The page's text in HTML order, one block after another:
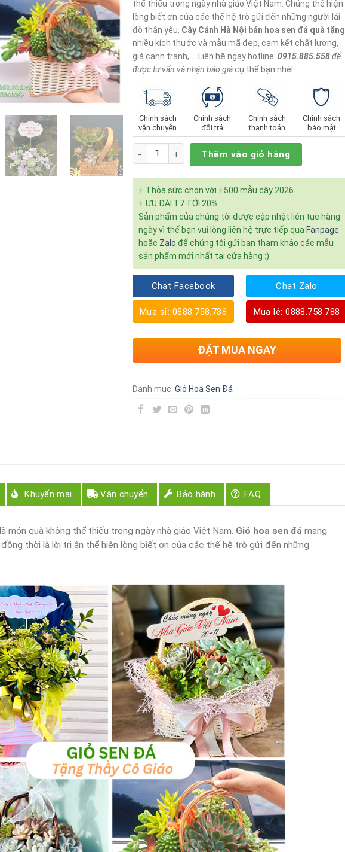
thể thiếu trong ngày nhà giáo Việt Nam. Chúng thể hiện
lòng biết ơn của các thế hệ trò gửi đến những người lái
đò thân yêu. Cây Cảnh Hà Nội bán hoa sen đá quà tặng
nhiều kích thước và mẫu mã đẹp, cam kết chất lượng,
giá cạnh tranh,… Liên hệ ngay hotline: 0915.885.558để
được tư vấn và nhận báo giá cụ thể bạn nhé!
Chính sách
vận chuyển
Chính sách
đổi trả
Chính sách
thanh toán
Chính sách
bảo mật
Số lượng Thêm vào giỏ hàng
+ Thỏa sức chọn với +500 mẫu cây 2026
+ ƯU ĐÃI T7 TỚI 20%
Sản phẩm của chúng tôi được cập nhật liên tục hàng
ngày vì thế bạn vui lòng liên hệ trực tiếp qua Fanpage
hoặc Zalo để chúng tôi gửi bạn tham khảo các mẫu
sản phẩm mới nhất tại cửa hàng :)
Chat Facebook
Mua sỉ: 0888.758.788
Chat Zalo
Mua lẻ: 0888.758.788
ĐẶT MUA NGAY
Danh mục: Giỏ Hoa Sen Đá
Khuyến mại Vận chuyển Bảo hành FAQ
là món quà không thể thiếu trong ngày nhà giáo Việt Nam. Giỏ hoa sen đá mang
thời là lời tri ân thể hiện lòng biết ơn của các thế hệ trò gửi đến những